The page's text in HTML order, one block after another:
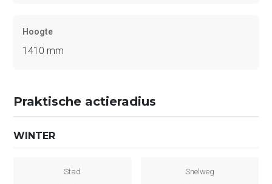
Hoogte
1410 mm
Praktische actieradius
WINTER
Stad Snelweg